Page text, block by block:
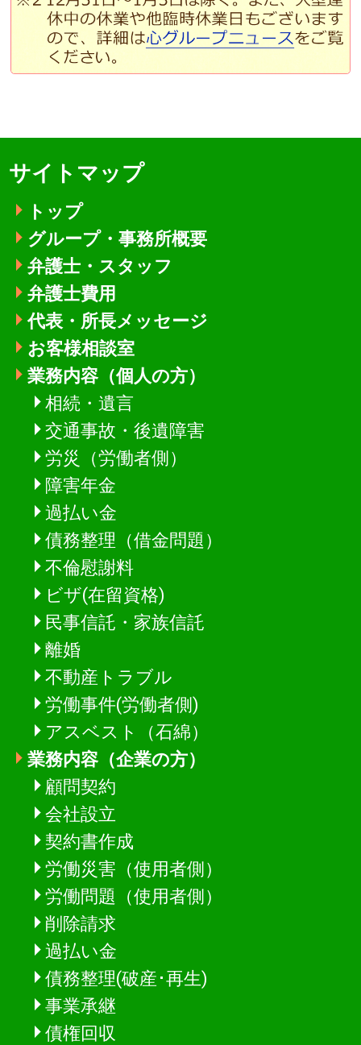
サイトマップ
トップ
グループ・事務所概要
弁護士・スタッフ
弁護士費用
代表・所長メッセージ
お客様相談室
業務内容（個人の方）
相続・遺言
交通事故・後遺障害
労災（労働者側）
障害年金
過払い金
債務整理（借金問題）
不倫慰謝料
ビザ(在留資格)
民事信託・家族信託
離婚
不動産トラブル
労働事件(労働者側)
アスベスト（石綿）
業務内容（企業の方）
顧問契約
会社設立
契約書作成
労働災害（使用者側）
労働問題（使用者側）
削除請求
過払い金
債務整理(破産･再生)
事業承継
債権回収